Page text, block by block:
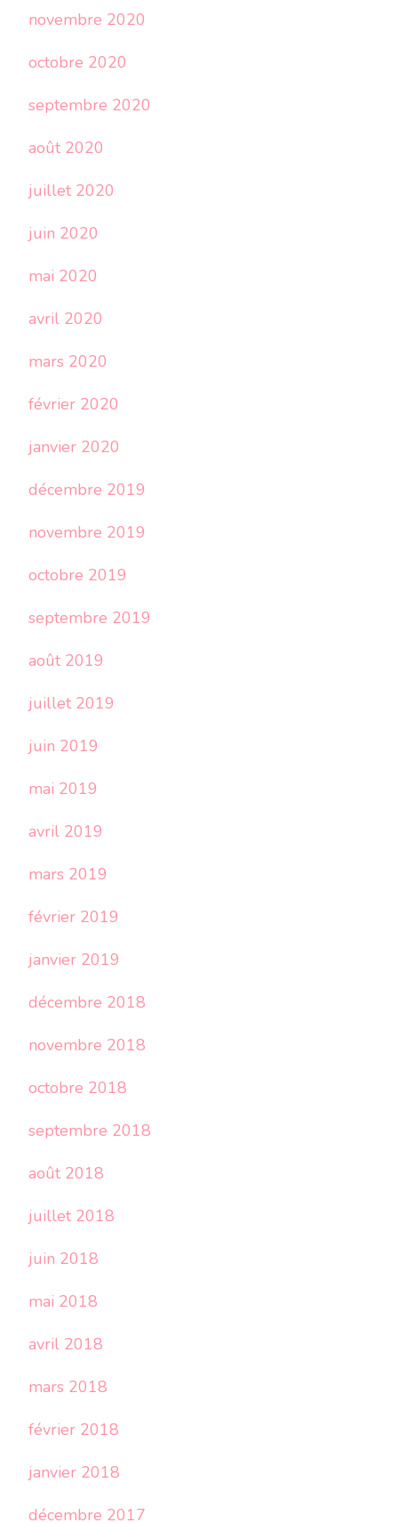
novembre 2020
octobre 2020
septembre 2020
août 2020
juillet 2020
juin 2020
mai 2020
avril 2020
mars 2020
février 2020
janvier 2020
décembre 2019
novembre 2019
octobre 2019
septembre 2019
août 2019
juillet 2019
juin 2019
mai 2019
avril 2019
mars 2019
février 2019
janvier 2019
décembre 2018
novembre 2018
octobre 2018
septembre 2018
août 2018
juillet 2018
juin 2018
mai 2018
avril 2018
mars 2018
février 2018
janvier 2018
décembre 2017